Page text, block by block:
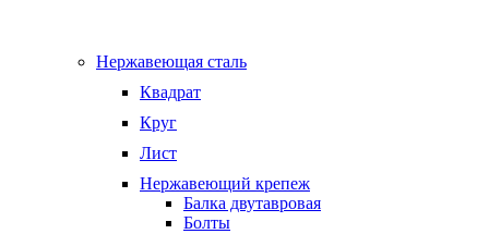
Нержавеющая сталь
Квадрат
Круг
Лист
Нержавеющий крепеж
Балка двутавровая
Болты